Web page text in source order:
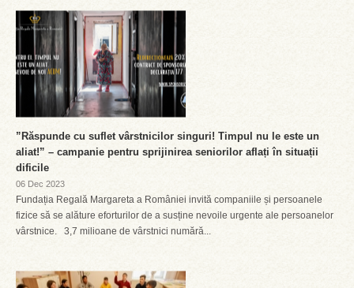
”Răspunde cu suflet vârstnicilor singuri! Timpul nu le este un
aliat!” – campanie pentru sprijinirea seniorilor aflați în situații
dificile
06 Dec 2023
Fundația Regală Margareta a României invită companiile și persoanele
fizice să se alăture eforturilor de a susține nevoile urgente ale persoanelor
vârstnice. 3,7 milioane de vârstnici numără...